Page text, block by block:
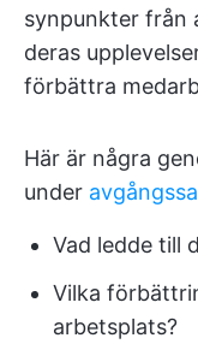
synpunkter från
deras
förbättra
Här är några
under
Vad ledde till
Vilka
arbetsplats?